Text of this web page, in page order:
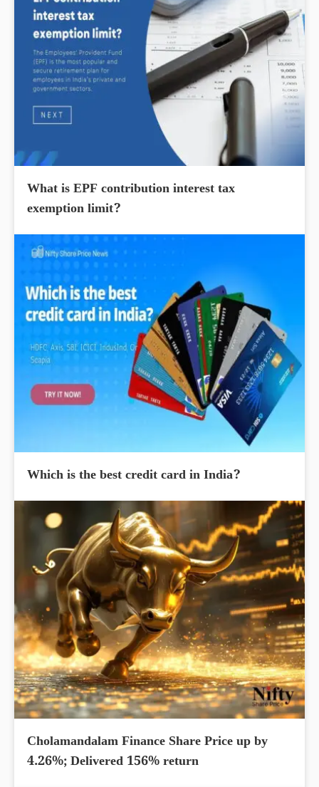
What is EPF contribution interest tax
exemption limit?
Which is the best credit card in India?
Cholamandalam Finance Share Price up by
4.26%; Delivered 156% return